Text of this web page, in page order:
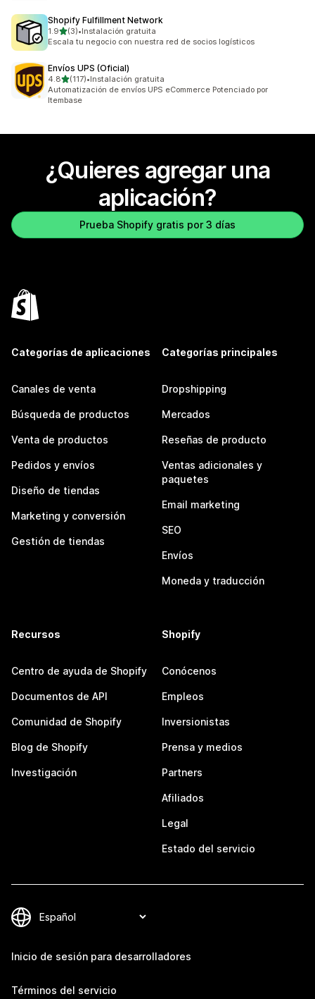
Shopify Fulfillment Network
1.9de 5 estrellas
(3)
3 reseñas en total
•Instalación gratuita
Escala tu negocio con nuestra red de socios logísticos
Envíos UPS (Oficial)
4.8de 5 estrellas
(117)
117 reseñas en total
•Instalación gratuita
Automatización de envíos UPS eCommerce Potenciado por
Itembase
¿Quieres agregar una
aplicación?
Prueba Shopify gratis por 3 días
Categorías de aplicaciones
Canales de venta
Búsqueda de productos
Venta de productos
Pedidos y envíos
Diseño de tiendas
Marketing y conversión
Gestión de tiendas
Categorías principales
Dropshipping
Mercados
Reseñas de producto
Ventas adicionales y
paquetes
Email marketing
SEO
Envíos
Moneda y traducción
Recursos
Centro de ayuda de Shopify
Documentos de API
Comunidad de Shopify
Blog de Shopify
Investigación
Shopify
Conócenos
Empleos
Inversionistas
Prensa y medios
Partners
Afiliados
Legal
Estado del servicio
Inicio de sesión para desarrolladores
Términos del servicio